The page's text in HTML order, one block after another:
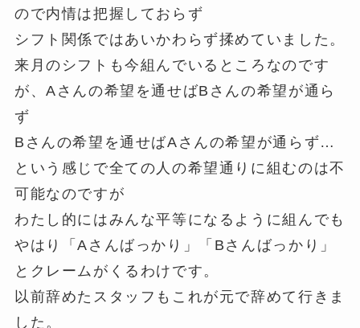
ので内情は把握しておらず
シフト関係ではあいかわらず揉めていました。
来月のシフトも今組んでいるところなのです
が、Aさんの希望を通せばBさんの希望が通ら
ず
Bさんの希望を通せばAさんの希望が通らず…
という感じで全ての人の希望通りに組むのは不
可能なのですが
わたし的にはみんな平等になるように組んでも
やはり「Aさんばっかり」「Bさんばっかり」
とクレームがくるわけです。
以前辞めたスタッフもこれが元で辞めて行きま
した。